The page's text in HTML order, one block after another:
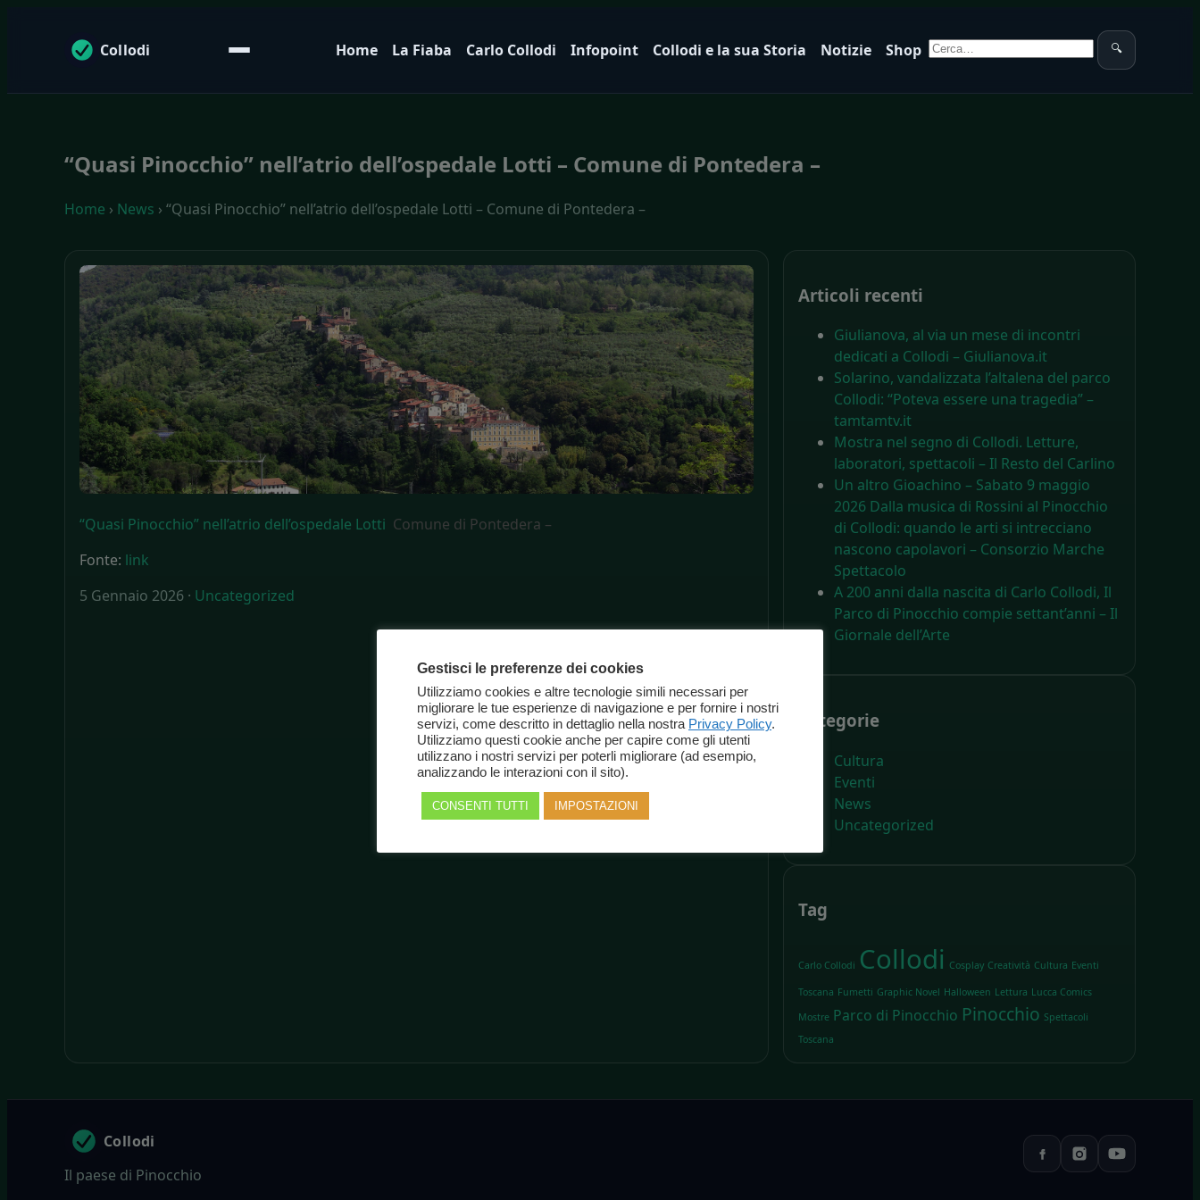
Collodi Home La Fiaba Carlo Collodi Infopoint Collodi e la sua Storia Notizie Shop Cerca: 🔍
“Quasi Pinocchio” nell’atrio dell’ospedale Lotti – Comune di Pontedera –
Home › News › “Quasi Pinocchio” nell’atrio dell’ospedale Lotti – Comune di Pontedera –
“Quasi Pinocchio” nell’atrio dell’ospedale Lotti Comune di Pontedera –
Fonte: link
5 Gennaio 2026 · Uncategorized
Articoli recenti
Giulianova, al via un mese di incontri
dedicati a Collodi – Giulianova.it
Solarino, vandalizzata l’altalena del parco
Collodi: “Poteva essere una tragedia” –
tamtamtv.it
Mostra nel segno di Collodi. Letture,
laboratori, spettacoli – Il Resto del Carlino
Un altro Gioachino – Sabato 9 maggio
2026 Dalla musica di Rossini al Pinocchio
di Collodi: quando le arti si intrecciano
nascono capolavori – Consorzio Marche
Spettacolo
A 200 anni dalla nascita di Carlo Collodi, Il
Parco di Pinocchio compie settant’anni – Il
Giornale dell’Arte
Categorie
Cultura
Eventi
News
Uncategorized
Tag
Carlo Collodi Collodi Cosplay Creatività Cultura Eventi
Toscana Fumetti Graphic Novel Halloween Lettura Lucca Comics
Mostre Parco di Pinocchio Pinocchio Spettacoli
Toscana
Collodi
Il paese di Pinocchio
Gestisci le preferenze dei cookies
Utilizziamo cookies e altre tecnologie simili necessari per
migliorare le tue esperienze di navigazione e per fornire i nostri
servizi, come descritto in dettaglio nella nostra Privacy Policy.
Utilizziamo questi cookie anche per capire come gli utenti
utilizzano i nostri servizi per poterli migliorare (ad esempio,
analizzando le interazioni con il sito).
CONSENTI TUTTI IMPOSTAZIONI